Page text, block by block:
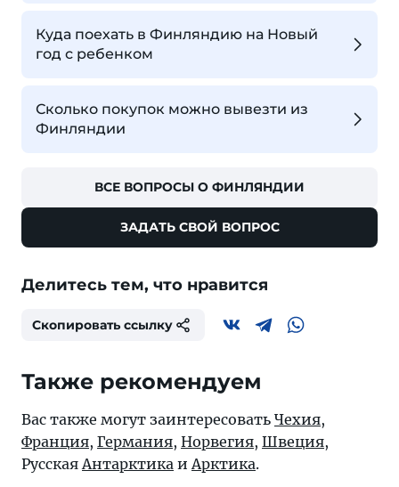
Куда поехать в Финляндию на Новый
год с ребенком
Сколько покупок можно вывезти из
Финляндии
ВСЕ ВОПРОСЫ О ФИНЛЯНДИИ
ЗАДАТЬ СВОЙ ВОПРОС
Делитесь тем, что нравится
Скопировать ссылку
Также рекомендуем
Вас также могут заинтересовать Чехия,
Франция, Германия, Норвегия, Швеция,
РусскаяАнтарктика иАрктика.